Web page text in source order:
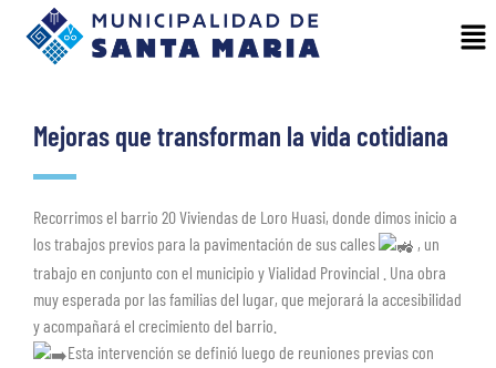
Mejoras que transforman la vida cotidiana
Recorrimos el barrio 20 Viviendas de Loro Huasi, donde dimos inicio a
los trabajos previos para la pavimentación de sus calles
, un
trabajo en conjunto con el municipio y Vialidad Provincial . Una obra
muy esperada por las familias del lugar, que mejorará la accesibilidad
y acompañará el crecimiento del barrio.
Esta intervención se definió luego de reuniones previas con